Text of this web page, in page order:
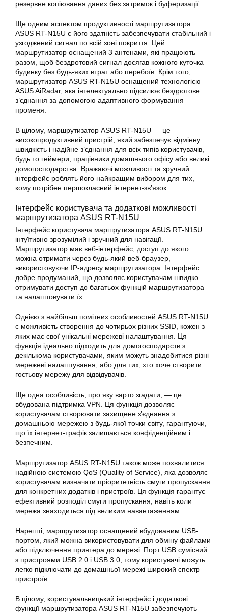
резервне копіювання даних без затримок і буферизації.
Ще одним аспектом продуктивності маршрутизатора
ASUS RT-N15U є його здатність забезпечувати стабільний і
узгоджений сигнал по всій зоні покриття. Цей
маршрутизатор оснащений 3 антенами, які працюють
разом, щоб бездротовий сигнал досягав кожного куточка
будинку без будь-яких втрат або перебоїв. Крім того,
маршрутизатор ASUS RT-N15U оснащений технологією
ASUSAiRadar, яка інтелектуально підсилює бездротове
з’єднання за допомогою адаптивного формування
променя.
В цілому, маршрутизатор ASUS RT-N15U — це
високопродуктивний пристрій, який забезпечує відмінну
швидкість і надійне з’єднання для всіх типів користувачів,
будь то геймери, працівники домашнього офісу або великі
домогосподарства. Вражаючі можливості та зручний
інтерфейс роблять його найкращим вибором для тих,
кому потрібен першокласний інтернет-зв’язок.
Інтерфейс користувача та додаткові можливості
маршрутизатора ASUS RT-N15U
Інтерфейс користувача маршрутизатора ASUS RT-N15U
інтуїтивно зрозумілий і зручний для навігації.
Маршрутизатор має веб-інтерфейс, доступ до якого
можна отримати через будь-який веб-браузер,
використовуючи IP-адресу маршрутизатора. Інтерфейс
добре продуманий, що дозволяє користувачам швидко
отримувати доступ до багатьох функцій маршрутизатора
та налаштовувати їх.
Однією з найбільш помітних особливостей ASUS RT-N15U
є можливість створення до чотирьох різних SSID, кожен з
яких має свої унікальні мережеві налаштування . Ця
функція ідеально підходить для домогосподарств з
декількома користувачами, яким можуть знадобитися різні
мережеві налаштування , або для тих, хто хоче створити
гостьову мережу для відвідувачів.
Ще одна особливість, про яку варто згадати, — це
вбудована підтримка VPN. Ця функція дозволяє
користувачам створювати захищене з’єднання з
домашньою мережею з будь-якої точки світу, гарантуючи,
що їх інтернет-трафік залишається конфіденційним і
безпечним.
Маршрутизатор ASUS RT-N15U також може похвалитися
надійною системою QoS (Quality of Service), яка дозволяє
користувачам визначати пріоритетність смуги пропускання
для конкретних додатків і пристроїв. Ця функція гарантує
ефективний розподіл смуги пропускання, навіть коли
мережа знаходиться під великим навантаженням.
Нарешті, маршрутизатор оснащений вбудованим USB-
портом, який можна використовувати для обміну файлами
або підключення принтера до мережі. Порт USB сумісний
з пристроями USB 2.0 і USB 3.0, тому користувачі можуть
легко підключати до домашньої мережі широкий спектр
пристроїв.
В цілому, користувальницький інтерфейс і додаткові
функції маршрутизатора ASUS RT-N15U забезпечують